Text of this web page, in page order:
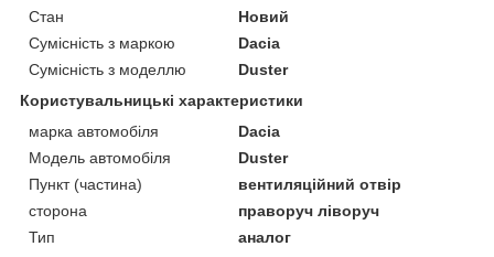
Стан
Новий
Сумісність з маркою
Dacia
Сумісність з моделлю
Duster
Користувальницькі характеристики
марка автомобіля
Dacia
Модель автомобіля
Duster
Пункт (частина)
вентиляційний отвір
сторона
праворуч ліворуч
Тип
аналог